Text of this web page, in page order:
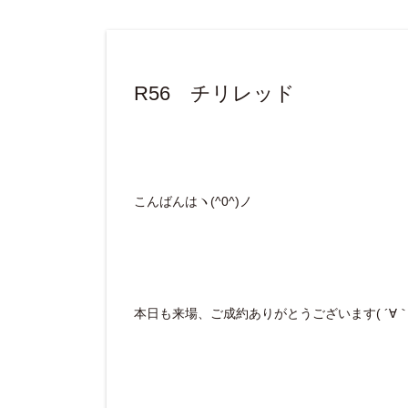
R56 チリレッド
こんばんはヽ(^0^)ノ
本日も来場、ご成約ありがとうございます( ´∀